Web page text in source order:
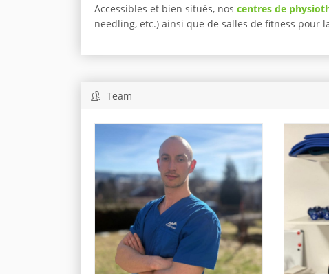
Accessibles et bien situés, nos centres de
needling, etc.) ainsi que de salles de fitness pour
Team